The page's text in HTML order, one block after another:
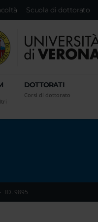
Scuola di dottorato
DOTTORATI
Corsi di dottorato
ID. 9895